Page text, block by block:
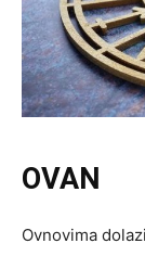
OVAN
Ovnovima